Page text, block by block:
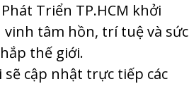
Triển TP.HCM khởi
tâm hồn, trí tuệ và sức
thế giới.
cập nhật trực tiếp các